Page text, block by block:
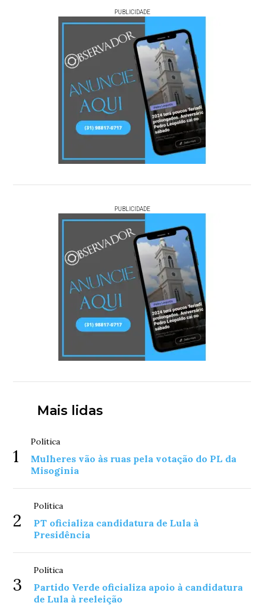
PUBLICIDADE
PUBLICIDADE
Mais lidas
1
Política
Mulheres vão às ruas pela votação do PL da
Misoginia
2
Política
PT oficializa candidatura de Lula à
Presidência
3
Política
Partido Verde oficializa apoio à candidatura
de Lula à reeleição